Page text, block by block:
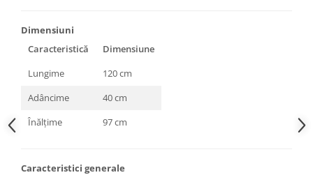
Dimensiuni
Caracteristică
Dimensiune
Lungime
120 cm
Adâncime
40 cm
Înălțime
97 cm
Caracteristici generale